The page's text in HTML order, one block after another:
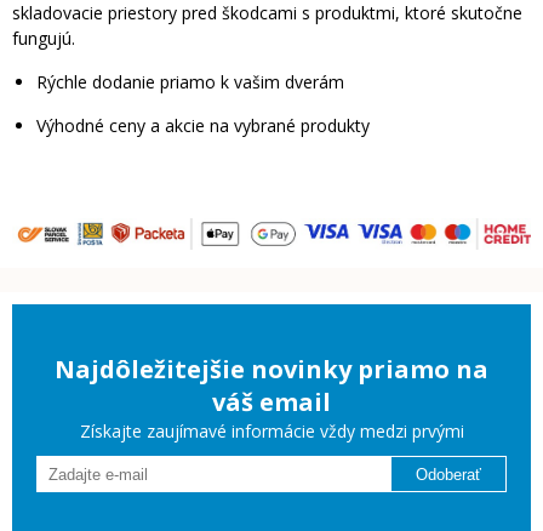
skladovacie priestory pred škodcami s produktmi, ktoré skutočne
fungujú.
Rýchle dodanie priamo k vašim dverám
Výhodné ceny a akcie na vybrané produkty
Najdôležitejšie novinky priamo na
váš email
Získajte zaujímavé informácie vždy medzi prvými
Odoberať